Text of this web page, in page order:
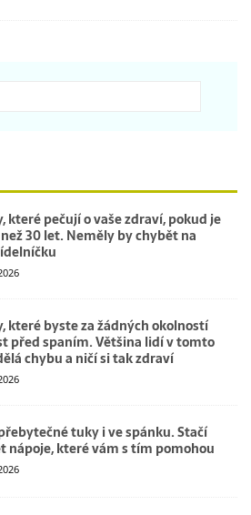
které pečují o vaše zdraví, pokud je
30 let. Neměly by chybět na
které byste za žádných okolností
před spaním. Většina lidí v tomto
chybu a ničí si tak zdraví
tuky i ve spánku. Stačí
nápoje, které vám s tím pomohou